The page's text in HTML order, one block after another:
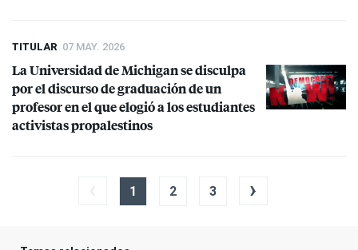
TITULAR 07 MAY. 2026
La Universidad de Michigan se disculpa
por el discurso de graduación de un
profesor en el que elogió a los estudiantes
activistas propalestinos
1 2 3 ›